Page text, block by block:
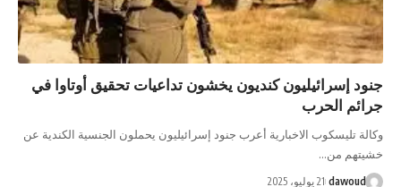
كنديون يخشون تداعيات تحقيق أوتاوا في
الاخبارية أعرب جنود إسرائيليون يحملون الجنسية الكندية عن
من…
21 يوليو، 2025